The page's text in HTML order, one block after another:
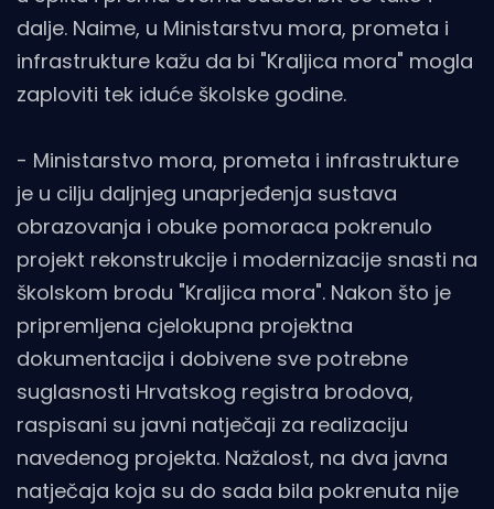
dalje. Naime, u Ministarstvu mora, prometa i
infrastrukture kažu da bi "Kraljica mora" mogla
zaploviti tek iduće školske godine.
- Ministarstvo mora, prometa i infrastrukture
je u cilju daljnjeg unaprjeđenja sustava
obrazovanja i obuke pomoraca pokrenulo
projekt rekonstrukcije i modernizacije snasti na
školskom brodu "Kraljica mora". Nakon što je
pripremljena cjelokupna projektna
dokumentacija i dobivene sve potrebne
suglasnosti Hrvatskog registra brodova,
raspisani su javni natječaji za realizaciju
navedenog projekta. Nažalost, na dva javna
natječaja koja su do sada bila pokrenuta nije